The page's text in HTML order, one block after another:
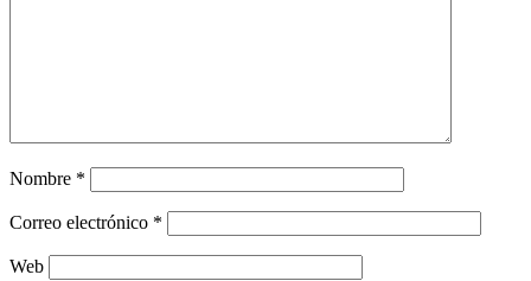
Nombre *
Correo electrónico *
Web